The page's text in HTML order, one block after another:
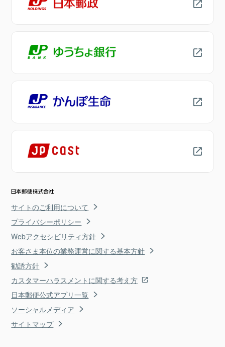
サイトのご利用について
プライバシーポリシー
Webアクセシビリティ方針
お客さま本位の業務運営に関する基本方針
勧誘方針
カスタマーハラスメントに関する考え方
日本郵便公式アプリ一覧
ソーシャルメディア
サイトマップ